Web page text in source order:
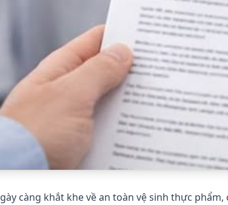
càng khắt khe về an toàn vệ sinh thực